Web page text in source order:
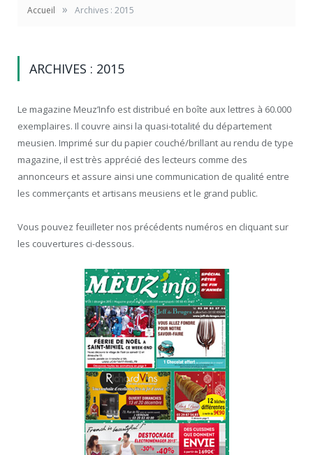
Accueil » Archives : 2015
ARCHIVES : 2015
Le magazine Meuz’Info est distribué en boîte aux lettres à 60.000
exemplaires. Il couvre ainsi la quasi-totalité du département
meusien. Imprimé sur du papier couché/brillant au rendu de type
magazine, il est très apprécié des lecteurs comme des
annonceurs et assure ainsi une communication de qualité entre
les commerçants et artisans meusiens et le grand public.
Vous pouvez feuilleter nos précédents numéros en cliquant sur
les couvertures ci-dessous.